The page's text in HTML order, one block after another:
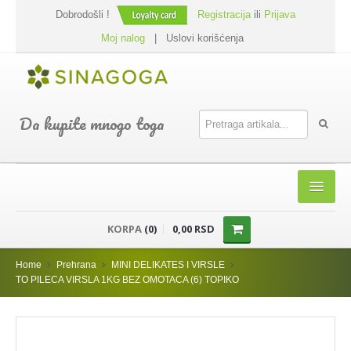
Dobrodošli ! Registracijaili Prijava
Moj nalog
Uslovi korišćenja
Da kupite mnogo toga
SHOP
PREHRANA
KORPA (0) 0,00 RSD
Home Prehrana
MINI DELIKATES I VIRSLE
TO PILECA VIRSLA 1KG BEZ OMOTACA (6) TOPIKO